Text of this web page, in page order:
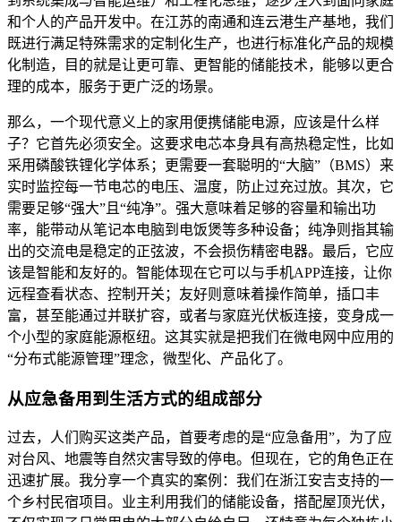
和个人的产品开发中。在江苏的南通和连云港生产基地，我们
既进行满足特殊需求的定制化生产，也进行标准化产品的规模
化制造，目的就是让更可靠、更智能的储能技术，能够以更合
理的成本，服务于更广泛的场景。
那么，一个现代意义上的家用便携储能电源，应该是什么样
子？它首先必须安全。这要求电芯本身具有高热稳定性，比如
采用磷酸铁锂化学体系；更需要一套聪明的“大脑”（BMS）来
实时监控每一节电芯的电压、温度，防止过充过放。其次，它
需要足够“强大”且“纯净”。强大意味着足够的容量和输出功
率，能带动从笔记本电脑到电饭煲等多种设备；纯净则指其输
出的交流电是稳定的正弦波，不会损伤精密电器。最后，它应
该是智能和友好的。智能体现在它可以与手机APP连接，让你
远程查看状态、控制开关；友好则意味着操作简单，插口丰
富，甚至能通过并联扩容，或者与家庭光伏板连接，变身成一
个小型的家庭能源枢纽。这其实就是把我们在微电网中应用的
“分布式能源管理”理念，微型化、产品化了。
从应急备用到生活方式的组成部分
过去，人们购买这类产品，首要考虑的是“应急备用”，为了应
对台风、地震等自然灾害导致的停电。但现在，它的角色正在
迅速扩展。我分享一个真实的案例：我们在浙江安吉支持的一
个乡村民宿项目。业主利用我们的储能设备，搭配屋顶光伏，